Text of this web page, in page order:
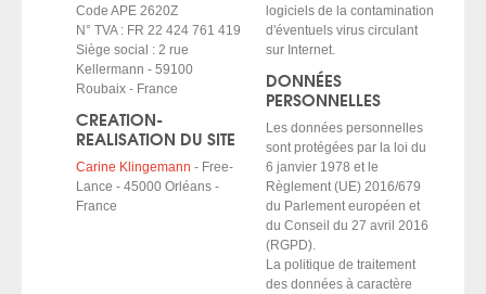
Code APE 2620Z
N° TVA : FR 22 424 761 419
Siège social : 2 rue
Kellermann - 59100
Roubaix - France
CREATION-
REALISATION DU SITE
Carine Klingemann - Free-
Lance - 45000 Orléans -
France
logiciels de la contamination
d'éventuels virus circulant
sur Internet.
DONNÉES
PERSONNELLES
Les données personnelles
sont protégées par la loi du
6 janvier 1978 et le
Règlement (UE) 2016/679
du Parlement européen et
du Conseil du 27 avril 2016
(RGPD).
La politique de traitement
des données à caractère